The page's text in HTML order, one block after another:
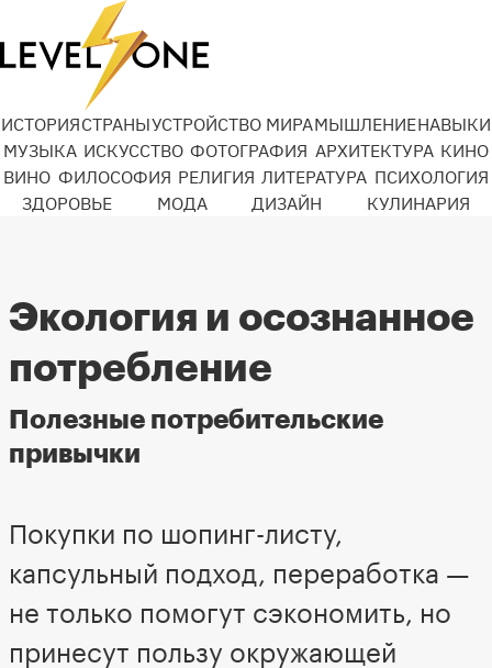
ИСТОРИЯСТРАНЫУСТРОЙСТВО МИРАМЫШЛЕНИЕНАВЫКИ
МУЗЫКА ИСКУССТВО ФОТОГРАФИЯ АРХИТЕКТУРА КИНО
ВИНО ФИЛОСОФИЯ РЕЛИГИЯ ЛИТЕРАТУРА ПСИХОЛОГИЯ
ЗДОРОВЬЕ
МОДА ДИЗАЙН КУЛИНАРИЯ
Экология и осознанное
потребление
Полезные потребительские
привычки
Покупки по шопинг-листу,
капсульный подход, переработка —
не только помогут сэкономить, но
принесут пользу окружающей